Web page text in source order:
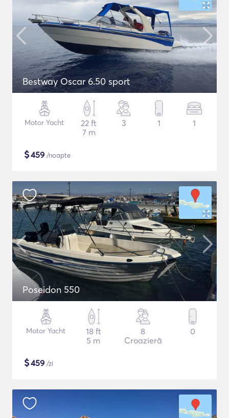
Bestway Oscar 6.50 sport
Motor Yacht
22 ft
7 m
3 1 1
$459 /noapte
Poseidon 550
Motor Yacht
18 ft
5 m
8
Croazieră
0
$459 /zi